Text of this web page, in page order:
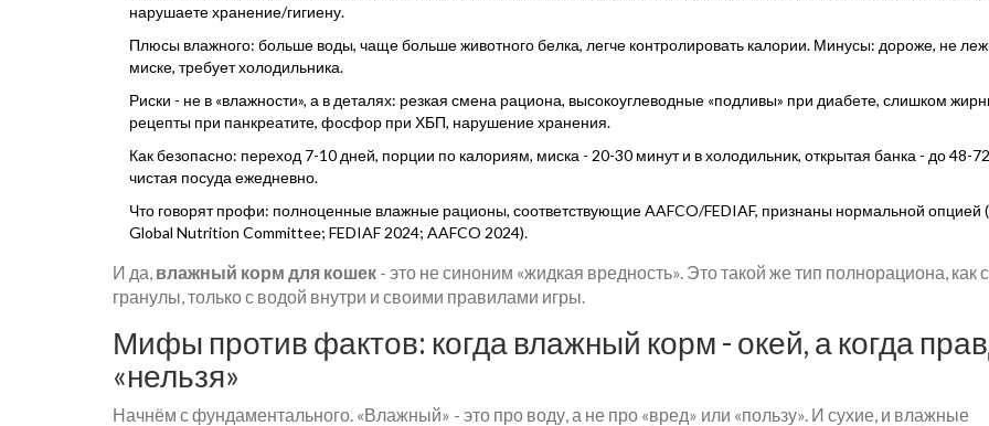
нарушаете хранение/гигиену.
Плюсы влажного: больше воды, чаще больше животного белка, легче контролировать калории. Минусы: дороже, не
миске, требует холодильника.
Риски - не в «влажности», а в деталях: резкая смена рациона, высокоуглеводные «подливы» при диабете, слишком
рецепты при панкреатите, фосфор при ХБП, нарушение хранения.
Как безопасно: переход 7-10 дней, порции по калориям, миска - 20-30 минут и в холодильник, открытая банка - до 48-
чистая посуда ежедневно.
Что говорят профи: полноценные влажные рационы, соответствующие AAFCO/FEDIAF, признаны нормальной опцией
Global Nutrition Committee; FEDIAF 2024; AAFCO 2024).
И да, влажный корм для кошек - это не синоним «жидкая вредность». Это такой же тип полнорациона, как
гранулы, только с водой внутри и своими правилами игры.
Мифы против фактов: когда влажный корм - окей, а когда
«нельзя»
Начнём с фундаментального. «Влажный» - это про воду, а не про «вред» или «пользу». И сухие, и влажные